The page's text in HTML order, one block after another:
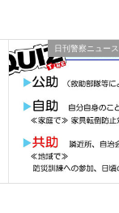
日刊警察ニュース